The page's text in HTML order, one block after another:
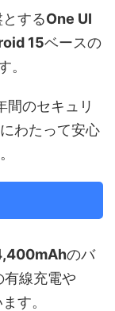
するOne UI
15ベースの
。
間のセキュリ
わたって安心
のバ
有線充電や
す。